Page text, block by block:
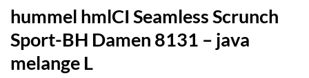
hummel hmlCI Seamless Scrunch
Sport-BH Damen 8131 – java
melange L